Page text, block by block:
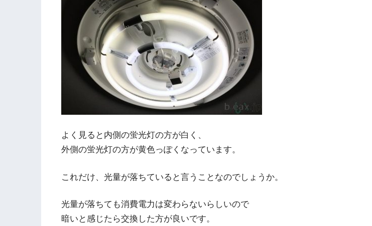
よく見ると内側の蛍光灯の方が白く、
外側の蛍光灯の方が黄色っぽくなっています。
これだけ、光量が落ちていると言うことなのでしょうか。
光量が落ちても消費電力は変わらないらしいので
暗いと感じたら交換した方が良いです。